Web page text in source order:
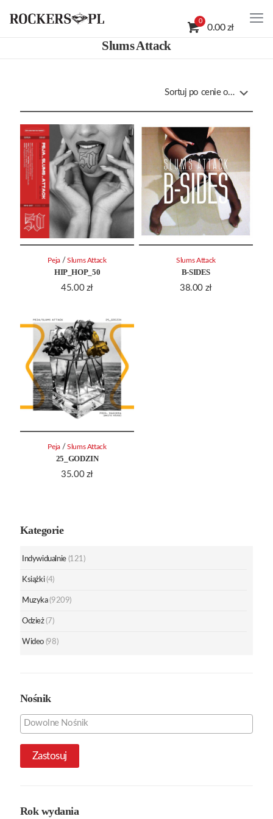
0
0.00 zł
Slums Attack
HIP_HOP_50
45.00 zł
Peja / Slums Attack
B-SIDES
38.00 zł
Slums Attack
25_GODZIN
35.00 zł
Peja / Slums Attack
Kategorie
Indywidualnie (121)
Książki (4)
Muzyka (9209)
Odzież (7)
Wideo (98)
Nośnik
Zastosuj
Rok wydania